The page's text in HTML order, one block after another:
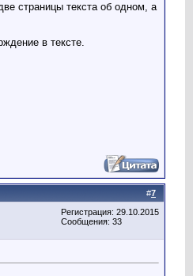
страницы текста об одном, а
в тексте.
#7
Регистрация: 29.10.2015
Сообщения: 33